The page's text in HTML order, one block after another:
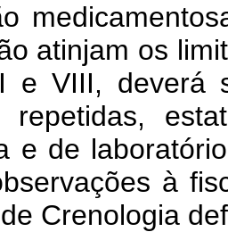
atinjam os
e VIII, deverá
repetidas,
e de
à
Crenologia